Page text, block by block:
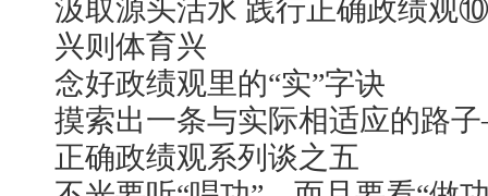
汲取源头活水 践行正确政绩观
兴则体育兴
念好政绩观里的“实”字诀
摸索出一条与实际相适应的路
正确政绩观系列谈之五